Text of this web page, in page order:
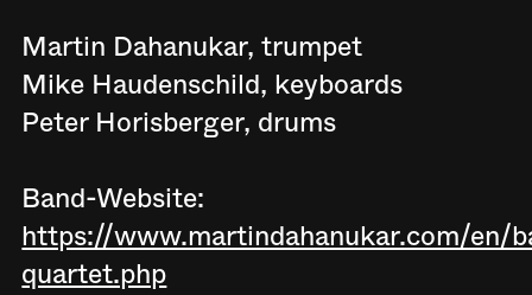
Martin Dahanukar, trumpet
Mike Haudenschild, keyboards
Peter Horisberger, drums
Band-Website:
https://www.martindahanukar.com/en/
quartet.php